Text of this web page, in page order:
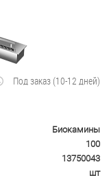
Под заказ (10-12 дней)
Биокамины
100
13750043
шт